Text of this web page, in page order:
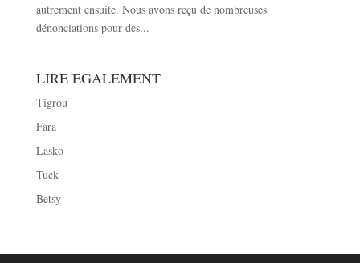
autrement ensuite. Nous avons reçu de nombreuses
dénonciations pour des...
LIRE EGALEMENT
Tigrou
Fara
Lasko
Tuck
Betsy